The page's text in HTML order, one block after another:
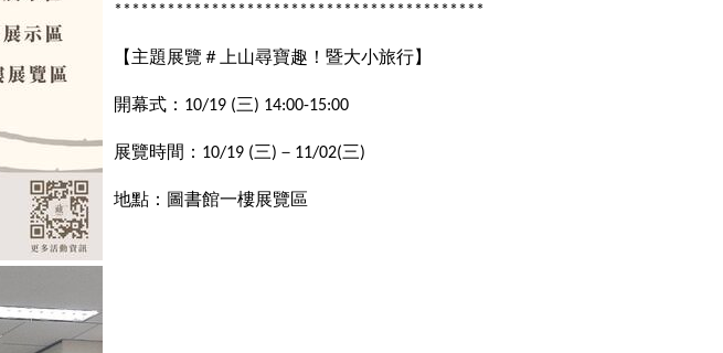
******************************************
【主題展覽＃上山尋寶趣！暨大小旅行】
開幕式： 10/19 (三) 14:00-15:00
展覽時間： 10/19 (三) － 11/02(三)
地點：圖書館一樓展覽區